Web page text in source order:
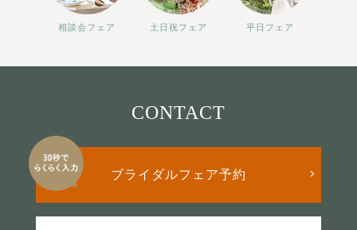
相談会フェア 土日祝フェア 平日フェア
CONTACT
ブライダルフェア予約